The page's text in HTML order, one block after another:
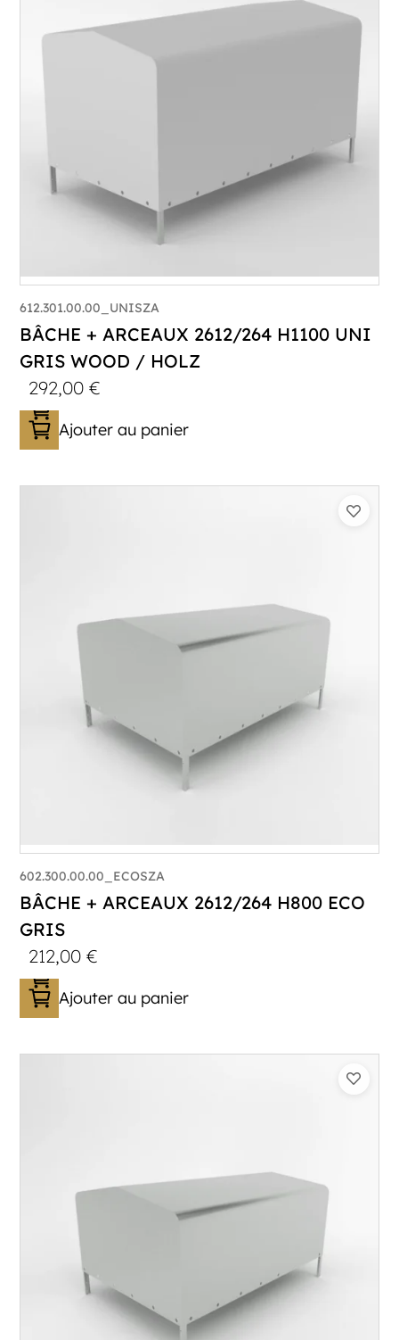
612.301.00.00_UNISZA
BÂCHE + ARCEAUX 2612/264 H1100 UNI
GRIS WOOD / HOLZ
292,00€
Ajouter au panier
602.300.00.00_ECOSZA
BÂCHE + ARCEAUX 2612/264 H800 ECO
GRIS
212,00€
Ajouter au panier